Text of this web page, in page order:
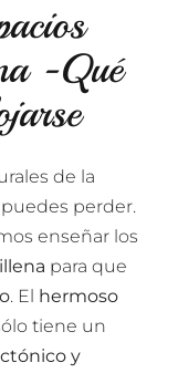
-Qué
de la
perder.
enseñar los
para que
. El hermoso
tiene un
y